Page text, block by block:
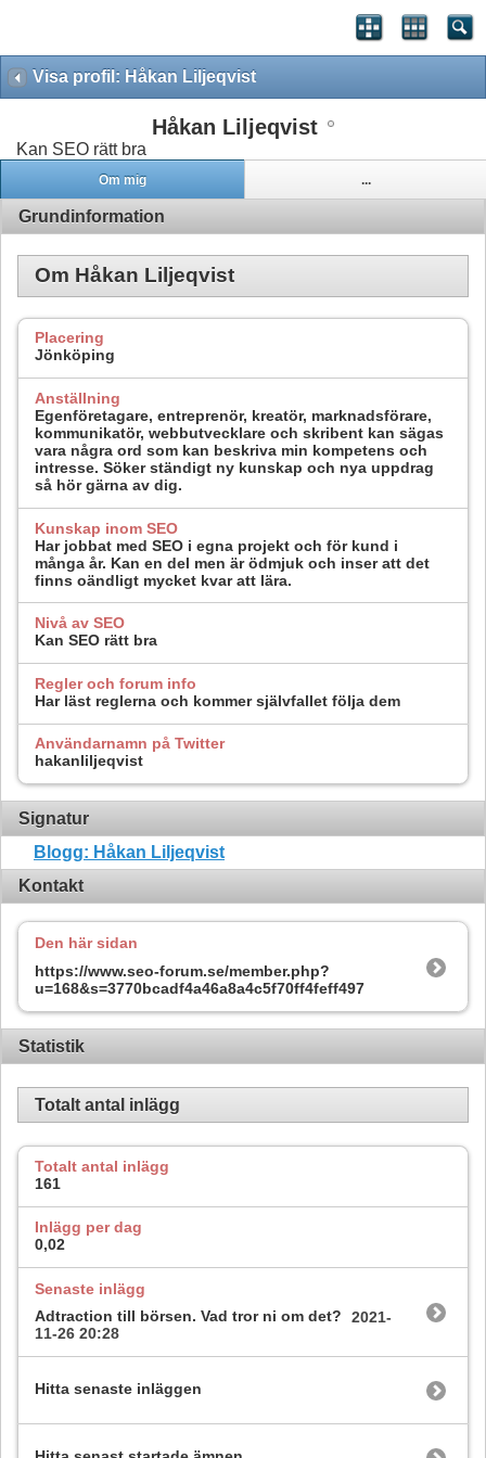
Visa profil: Håkan Liljeqvist
Håkan Liljeqvist
Kan SEO rätt bra
Om mig ...
Grundinformation
Om Håkan Liljeqvist
Placering
Jönköping
Anställning
Egenföretagare, entreprenör, kreatör, marknadsförare,
kommunikatör, webbutvecklare och skribent kan sägas
vara några ord som kan beskriva min kompetens och
intresse. Söker ständigt ny kunskap och nya uppdrag
så hör gärna av dig.
Kunskap inom SEO
Har jobbat med SEO i egna projekt och för kund i
många år. Kan en del men är ödmjuk och inser att det
finns oändligt mycket kvar att lära.
Nivå av SEO
Kan SEO rätt bra
Regler och forum info
Har läst reglerna och kommer självfallet följa dem
Användarnamn på Twitter
hakanliljeqvist
Signatur
Blogg: Håkan Liljeqvist
Kontakt
Den här sidan
https://www.seo-forum.se/member.php?
u=168&s=3770bcadf4a46a8a4c5f70ff4feff497
Statistik
Totalt antal inlägg
Totalt antal inlägg
161
Inlägg per dag
0,02
Senaste inlägg
Adtraction till börsen. Vad tror ni om det?
2021-
11-26 20:28
Hitta senaste inläggen